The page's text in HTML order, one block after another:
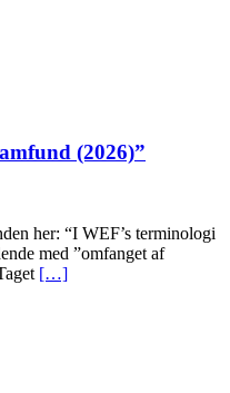
(2026)”
her: “I WEF’s terminologi
med ”omfanget af
[…]